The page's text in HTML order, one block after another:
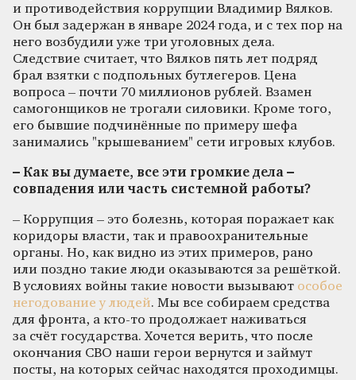
и противодействия коррупции Владимир Вялков.
Он был задержан в январе 2024 года, и с тех пор на
него возбудили уже три уголовных дела.
Следствие считает, что Вялков пять лет подряд
брал взятки с подпольных бутлегеров. Цена
вопроса – почти 70 миллионов рублей. Взамен
самогонщиков не трогали силовики. Кроме того,
его бывшие подчинённые по примеру шефа
занимались "крышеванием" сети игровых клубов.
– Как вы думаете, все эти громкие дела –
совпадения или часть системной работы?
– Коррупция – это болезнь, которая поражает как
коридоры власти, так и правоохранительные
органы. Но, как видно из этих примеров, рано
или поздно такие люди оказываются за решёткой.
В условиях войны такие новости вызывают особое
негодование у людей. Мы все собираем средства
для фронта, а кто-то продолжает наживаться
за счёт государства. Хочется верить, что после
окончания СВО наши герои вернутся и займут
посты, на которых сейчас находятся проходимцы.